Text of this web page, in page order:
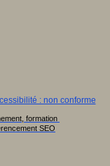
: non conforme
formation
SEO